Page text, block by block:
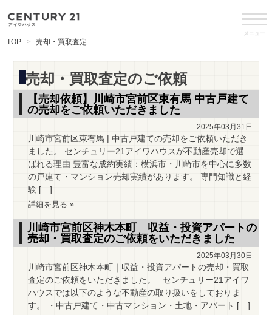
メニュー
TOP 売却・買取査定
売却・買取査定のご依頼
【売却依頼】川崎市宮前区東有馬 中古戸建て
の売却をご依頼いただきました
2025年03月31日
川崎市宮前区東有馬 | 中古戸建ての売却をご依頼いただき
ました。 センチュリー21アイワハウスが不動産売却で選
ばれる理由 豊富な成約実績：横浜市・川崎市を中心に多数
の戸建て・マンション売却実績があります。 専門知識と経
験 […]
詳細を見る »
川崎市宮前区神木本町 収益・投資アパートの
売却・買取査定のご依頼をいただきました
2025年03月30日
川崎市宮前区神木本町｜収益・投資アパートの売却・買取
査定のご依頼をいただきました。 センチュリー21アイワ
ハウスでは以下のような不動産の取り扱いをしておりま
す。 ・中古戸建て・中古マンション・土地・アパート […]